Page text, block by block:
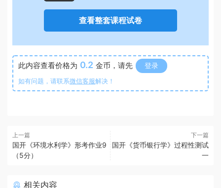
查看整套课程试卷
此内容查看价格为 0.2 金币，请先 登录
如有问题，请联系微信客服解决！
上一篇
国开《环境水利学》形考作业9
（5分）
下一篇
国开《货币银行学》过程性测试
一
相关内容